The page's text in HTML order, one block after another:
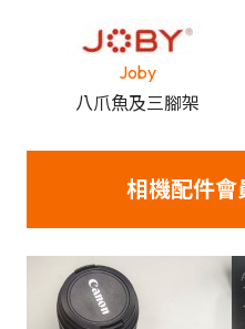
Joby
八爪魚及三腳架
相機配件會